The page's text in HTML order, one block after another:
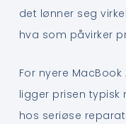
det lønner seg
hva som påvirker
For nyere
ligger prisen typisk
hos seriøse